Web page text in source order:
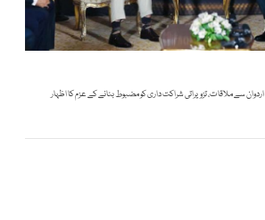
سے ملاقات، تزویراتی شراکت داری کو مضبوط بنانے کے عزم کا اظہار